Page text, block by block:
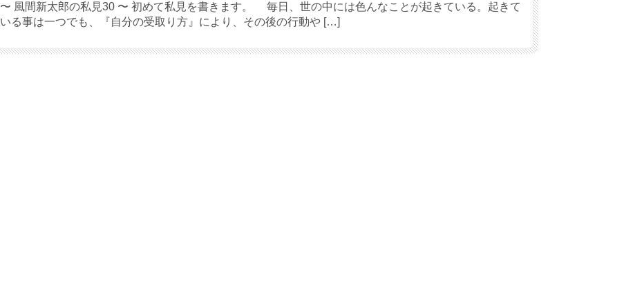
〜 風間新太郎の私見30 〜 初めて私見を書きます。 毎日、世の中には色んなことが起きている。起きて
いる事は一つでも、『自分の受取り方』により、その後の行動や […]